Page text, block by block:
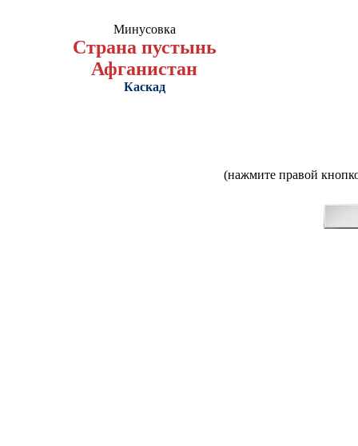
Минусовка
Страна пустынь
Афганистан
Каскад
(нажмите правой